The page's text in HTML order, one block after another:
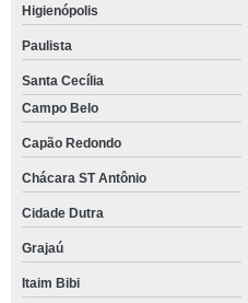
Higienópolis
Paulista
Santa Cecília
Campo Belo
Capão Redondo
Chácara ST Antônio
Cidade Dutra
Grajaú
Itaim Bibi